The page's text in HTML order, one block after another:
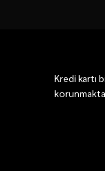
Kredi kartı